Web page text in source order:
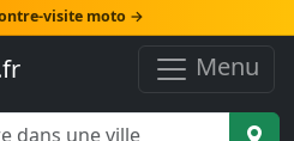
visite moto →
Menu